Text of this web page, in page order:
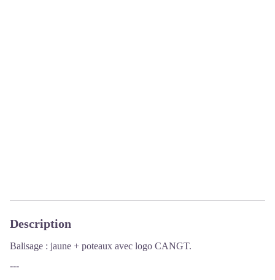
Description
Balisage : jaune + poteaux avec logo CANGT.
---